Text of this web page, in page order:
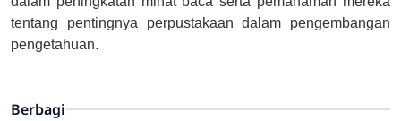
tentang pentingnya perpustakaan dalam pengembangan
pengetahuan.
Berbagi